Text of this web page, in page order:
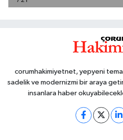
corumhakimiyetnet, yepyeni
sadelik ve modernizmi bir araya
insanlara haber